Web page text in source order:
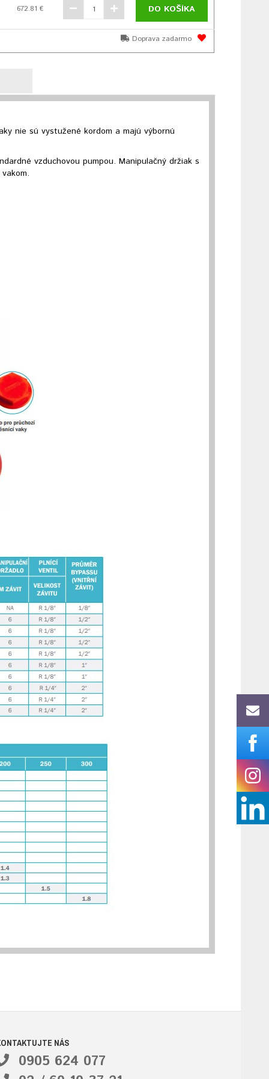
672.81 € DO KOŠÍKA
Doprava zadarmo
nie sú vystužené kordom a majú výbornú
vzduchovou pumpou. Manipulačný držiak s
NÁS
0905 624 077